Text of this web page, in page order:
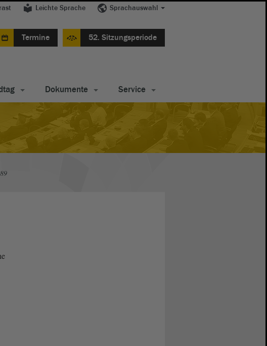
Leichte Sprache Sprachauswahl
Termine 52. Sitzungsperiode
Dokumente Service